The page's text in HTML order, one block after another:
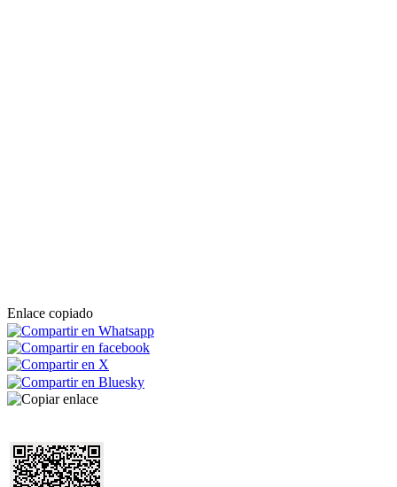
Enlace copiado